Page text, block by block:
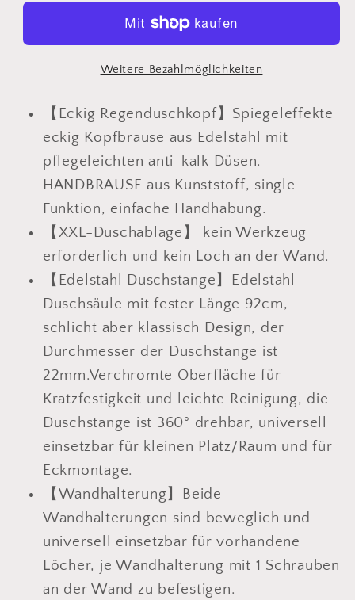
Duschsystem
92
Ablage
Kopfbrause
eckig
Chrom
Duschsystem
92
CM
Ablage
Kopfbrause
eckig
Chrom
Weitere Bezahlmöglichkeiten
【Eckig Regenduschkopf】Spiegeleffekte
eckig Kopfbrause aus Edelstahl mit
pflegeleichten anti-kalk Düsen.
HANDBRAUSE aus Kunststoff, single
Funktion, einfache Handhabung.
【XXL-Duschablage】 kein Werkzeug
erforderlich und kein Loch an der Wand.
【Edelstahl Duschstange】Edelstahl-
Duschsäule mit fester Länge 92cm,
schlicht aber klassisch Design, der
Durchmesser der Duschstange ist
22mm.Verchromte Oberfläche für
Kratzfestigkeit und leichte Reinigung, die
Duschstange ist 360° drehbar, universell
einsetzbar für kleinen Platz/Raum und für
Eckmontage.
【Wandhalterung】Beide
Wandhalterungen sind beweglich und
universell einsetzbar für vorhandene
Löcher, je Wandhalterung mit 1 Schrauben
an der Wand zu befestigen.